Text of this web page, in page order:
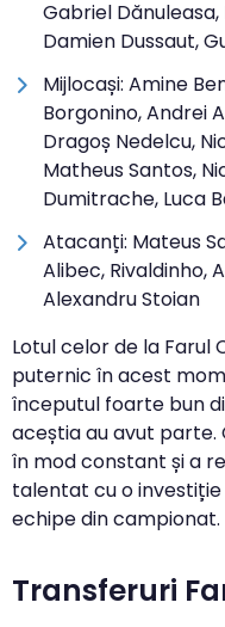
Gabriel Dănuleasa,
Damien Dussaut,
Mijlocași: Amine
Borgonino, Andrei
Dragoș Nedelcu,
Matheus Santos,
Dumitrache, Luca
Atacanți: Mateus
Alibec, Rivaldinho,
Alexandru Stoian
Lotul celor de la Farul
puternic în acest
începutul foarte bun
aceștia au avut parte.
în mod constant și a
talentat cu o
echipe din campionat.
Transferuri